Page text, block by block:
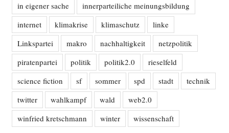
in eigener sache
innerparteiliche meinungsbildung
internet
klimakrise klimaschutz
linke
Linkspartei
makro nachhaltigkeit
netzpolitik
piratenpartei
politik politik2.0
rieselfeld
science fiction
sf sommer spd stadt
technik
twitter
wahlkampf wald
web2.0
winfried kretschmann
winter wissenschaft